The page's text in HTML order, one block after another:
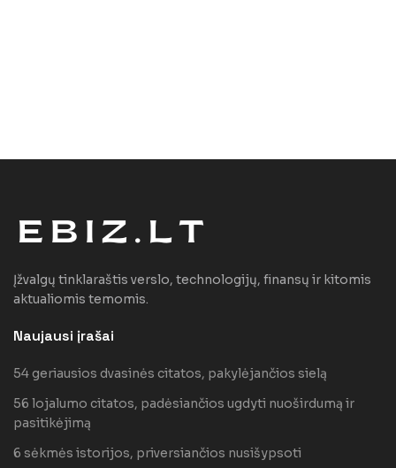
Įžvalgų tinklaraštis verslo, technologijų, finansų ir kitomis
aktualiomis temomis.
Naujausi įrašai
54 geriausios dvasinės citatos, pakylėjančios sielą
56 lojalumo citatos, padėsiančios ugdyti nuoširdumą ir
pasitikėjimą
6 sėkmės istorijos, priversiančios nusišypsoti